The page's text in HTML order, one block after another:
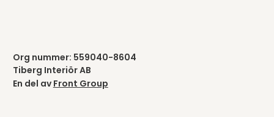
Org nummer: 559040-8604
Tiberg Interiör AB
En del av Front Group